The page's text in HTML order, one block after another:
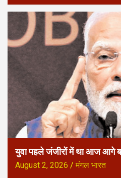
युवा पहले जंजीरों में था आज आगे
August 2, 2026 मंगल भारत